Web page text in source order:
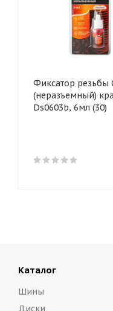
Фиксатор резьбы
(неразъемный)
Ds0603b, 6мл (30)
Каталог
Шины
Диски